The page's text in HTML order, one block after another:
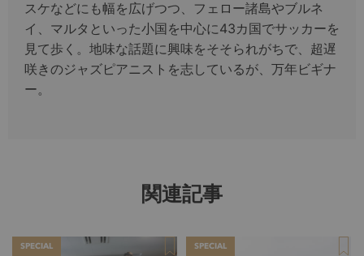
スケなどにも幅を広げつつ、フェロー諸島やブルネ
イ、マルタといった小国を中心に43カ国でサッカーを
見て歩く。地味な話題に興味をそそられがちで、超遅
咲きのジャズピアニストを志しているが、万年ビギナ
ー。
関連記事
SPECIAL SPECIAL